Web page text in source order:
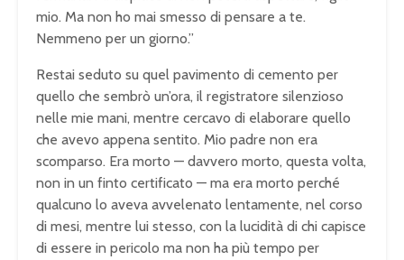
mio. Ma non ho mai smesso di pensare a te.
Nemmeno per un giorno.”
Restai seduto su quel pavimento di cemento per
quello che sembrò un’ora, il registratore silenzioso
nelle mie mani, mentre cercavo di elaborare quello
che avevo appena sentito. Mio padre non era
scomparso. Era morto — davvero morto, questa volta,
non in un finto certificato — ma era morto perché
qualcuno lo aveva avvelenato lentamente, nel corso
di mesi, mentre lui stesso, con la lucidità di chi capisce
di essere in pericolo ma non ha più tempo per